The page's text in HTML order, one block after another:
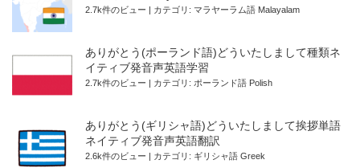
2.7k件のビュー カテゴリ: マラヤーラム語 Malayalam
ありがとう(ポーランド語)どういたしまして種類ネ
イティブ発音声英語学習
2.7k件のビュー カテゴリ: ポーランド語 Polish
ありがとう(ギリシャ語)どういたしまして挨拶単語
ネイティブ発音声英語翻訳
2.6k件のビュー カテゴリ: ギリシャ語 Greek